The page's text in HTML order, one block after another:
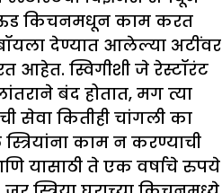
किचनमधून काम करत
देण्यात आलेल्या अटींवर
आहेत. स्विगीशी जे रेस्टॉरंट
बंद होतात, मग त्या
सेवा कितीही चांगली का
काम न करण्याची
यासाठी ते एक वर्षाचे रुपये